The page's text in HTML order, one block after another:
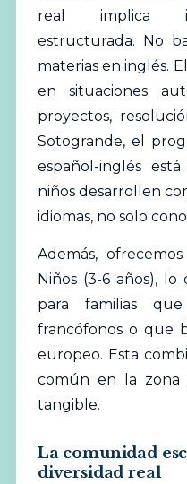
real implica
estructurada. No
materias en inglés.
en situaciones
proyectos,
Sotogrande, el
español-inglés
niños desarrollen
idiomas, no solo
Además,
Niños (3-6 años),
para familias
francófonos o que
europeo. Esta
común en la zona
tangible.
La comunidad
diversidad real